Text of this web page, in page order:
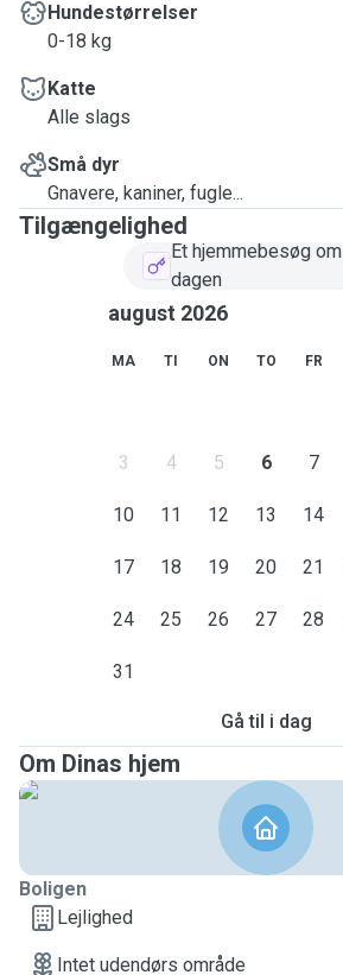
Hundestørrelser
0-18 kg
Katte
Alle slags
Små dyr
Gnavere, kaniner, fugle...
Tilgængelighed
Et hjemmebesøg om
dagen
august 2026
MA TI ON TO FR
3 4 5 6 7
10 11 12 13 14
17 18 19 20 21
24 25 26 27 28
31
Gå til i dag
Om Dinas hjem
Boligen
Lejlighed
Intet udendørs område